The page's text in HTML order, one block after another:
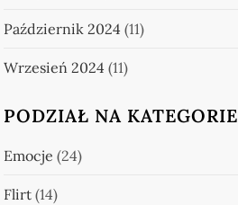
Październik 2024(11)
Wrzesień 2024(11)
PODZIAŁ NA KATEGORIE
Emocje (24)
Flirt(14)